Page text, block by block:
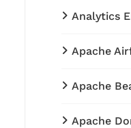
Analytics
Apache
Apache
Apache